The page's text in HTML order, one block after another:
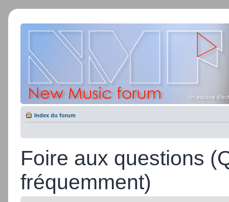
Index du forum
Foire aux questions
fréquemment)